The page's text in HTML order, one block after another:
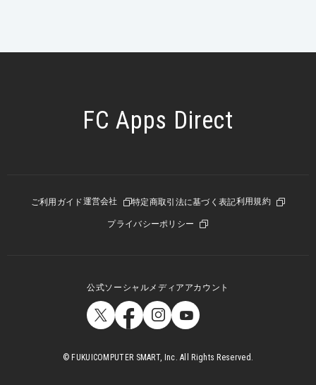
FC Apps Direct
ご利用ガイド運営会社 特定商取引法に基づく表記利用規約
プライバシーポリシー
© FUKUICOMPUTER SMART, Inc. All Rights Reserved.
公式ソーシャルメディアアカウント